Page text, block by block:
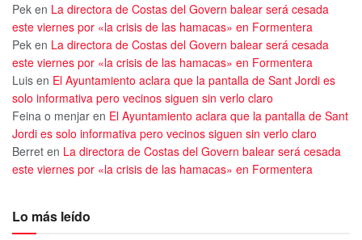
Pek en La directora de Costas del Govern balear será cesada
este viernes por «la crisis de las hamacas» en Formentera
Pek en La directora de Costas del Govern balear será cesada
este viernes por «la crisis de las hamacas» en Formentera
Luis en El Ayuntamiento aclara que la pantalla de Sant Jordi es
solo informativa pero vecinos siguen sin verlo claro
Feina o menjar en El Ayuntamiento aclara que la pantalla de Sant
Jordi es solo informativa pero vecinos siguen sin verlo claro
Berret en La directora de Costas del Govern balear será cesada
este viernes por «la crisis de las hamacas» en Formentera
Lo más leído